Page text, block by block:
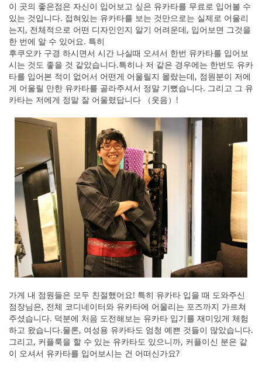
이 곳의 좋은점은 자신이 입어보고 싶은 유카타를 무료로 입어볼 수
있는 것입니다. 접혀있는 유카타를 보는 것만으로는 실제로 어울리
는지, 전체적으로 어떤 디자인인지 알기 어려운데, 입어보면 그것을
한 번에 알 수 있어요. 특히
후쿠오카 구경 하시면서 시간 나실때 오셔서 한번 유카타를 입어보
시는 것도 좋을 것 같았습니다.특히나 저 같은 경우에는 한번도 유카
타를 입어본 적이 없어서 어떤게 어울릴지 몰랐는데, 점원분이 저에
게 어울릴 만한 유카타를 골라주셔서 정말 기뻤습니다. 그리고 그 유
카타는 저에게 정말 잘 어울렸답니다 （웃음）!
가게 내 점원들은 모두 친절했어요! 특히 유카타 입을 때 도와주신
점장님은, 전체 코디네이터와 유카타에 어울리는 포즈까지 가르쳐
주셨습니다. 덕분에 처음 도전해보는 유카타 입기를 재미있게 체험
하고 왔습니다.물론, 여성용 유카타도 엄청 예쁜 것들이 많았습니다.
그리고, 커플룩을 할 수 있는 유카타도 있으니까, 커플이신 분은 같
이 오셔서 유카타를 입어보시는 건 어떠신가요?